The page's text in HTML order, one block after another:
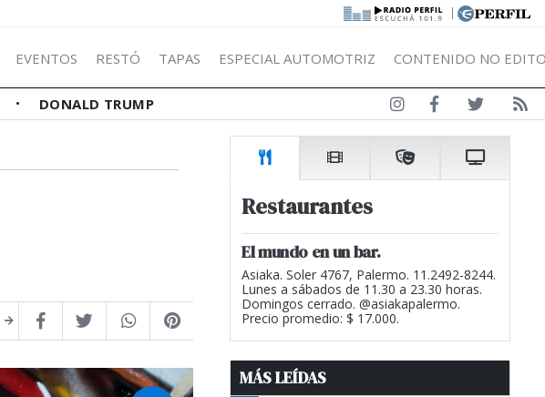
|
EVENTOS RESTÓ TAPAS ESPECIAL AUTOMOTRIZ CONTENIDO NO
DONALD TRUMP
Restaurantes
El mundo en un bar.
Asiaka. Soler 4767, Palermo. 11.2492-8244.
Lunes a sábados de 11.30 a 23.30 horas.
Domingos cerrado. @asiakapalermo.
Precio promedio: $ 17.000.
MÁS LEÍDAS